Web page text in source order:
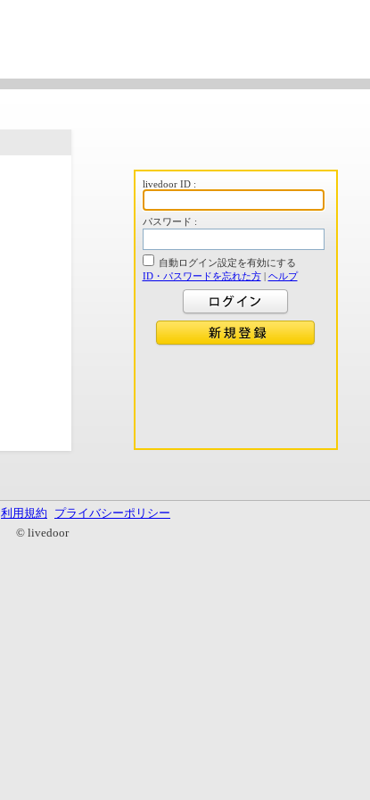
livedoor ID :
パスワード :
自動ログイン設定を有効にする
ID・パスワードを忘れた方| ヘルプ
利用規約
プライバシーポリシー
© livedoor